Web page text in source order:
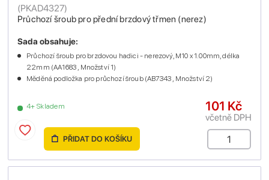
Průchozí šroub pro přední brzdový třmen (nerez)
(PKAD4327)
4+ Skladem
Sada obsahuje:
Průchozí šroub pro brzdovou hadici - nerezový, M10 x 1.00mm, délka
22mm (AA1683 , Množství 1)
Měděná podložka pro průchozí šroub (AB7343 , Množství 2)
101 Kč
včetně DPH
PŘIDAT DO KOŠÍKU